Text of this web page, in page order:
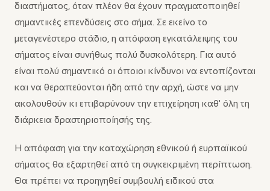
διαστήματος, όταν πλέον θα έχουν πραγματοποιηθεί
σημαντικές επενδύσεις στο σήμα. Σε εκείνο το
μεταγενέστερο στάδιο, η απόφαση εγκατάλειψης του
σήματος είναι συνήθως πολύ δυσκολότερη. Για αυτό
είναι πολύ σημαντικό οι όποιοι κίνδυνοι να εντοπίζονται
και να θεραπεύονται ήδη από την αρχή, ώστε να μην
ακολουθούν κι επιβαρύνουν την επιχείρηση καθ' όλη τη
διάρκεια δραστηριοποίησής της.
Η απόφαση για την καταχώρηση εθνικού ή ευρπαϊικού
σήματος θα εξαρτηθεί από τη συγκεκριμένη περίπτωση.
Θα πρέπει να προηγηθεί συμβουλή ειδικού στα